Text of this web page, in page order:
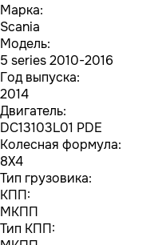
Марка:
Scania
Модель:
5 series 2010-2016
Год выпуска:
2014
Двигатель:
DC13103L01 PDE
Колесная формула:
8X4
Тип грузовика:
КПП:
МКПП
Тип КПП: